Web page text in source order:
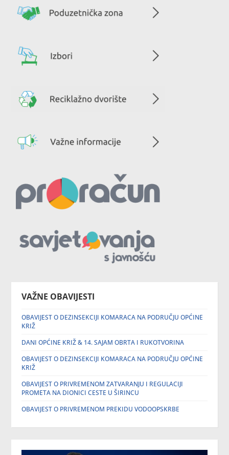
VAŽNE OBAVIJESTI
OBAVIJEST O DEZINSEKCIJI KOMARACA NA PODRUČJU OPĆINE
KRIŽ
DANI OPĆINE KRIŽ & 14. SAJAM OBRTA I RUKOTVORINA
OBAVIJEST O DEZINSEKCIJI KOMARACA NA PODRUČJU OPĆINE
KRIŽ
OBAVIJEST O PRIVREMENOM ZATVARANJU I REGULACIJI
PROMETA NA DIONICI CESTE U ŠIRINCU
OBAVIJEST O PRIVREMENOM PREKIDU VODOOPSKRBE